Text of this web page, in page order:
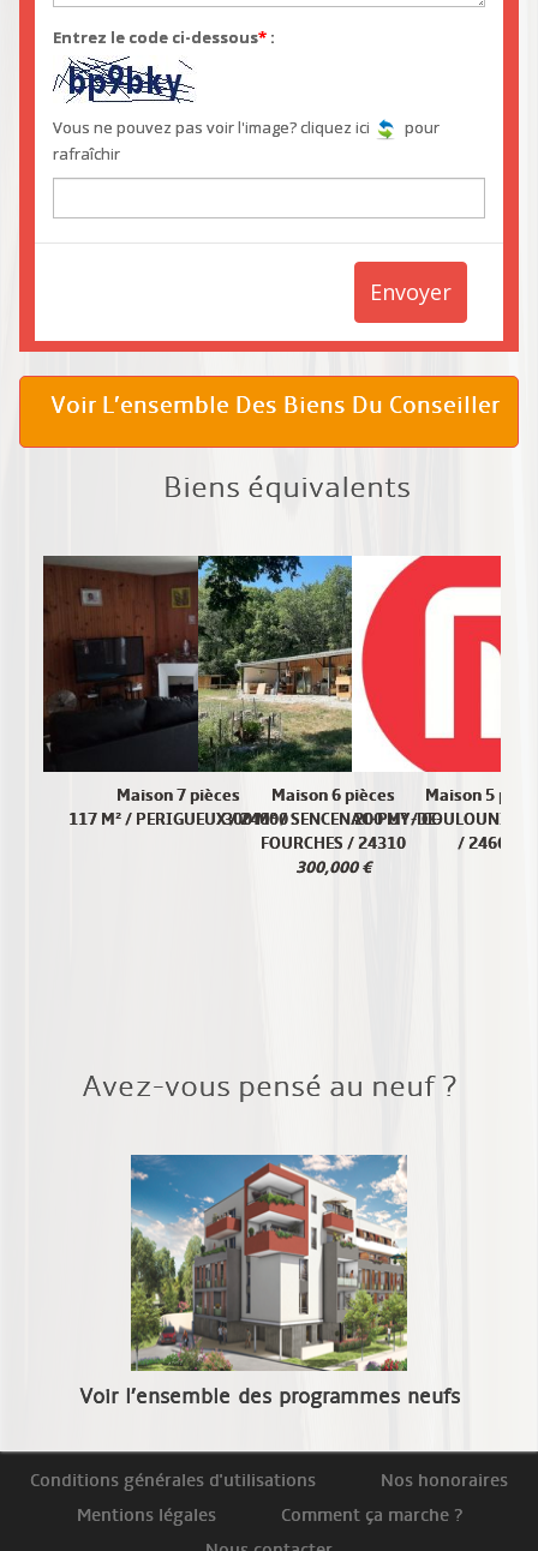
Entrez le code ci-dessous* :
Vous ne pouvez pas voir l'image? cliquez ici
pour
rafraîchir
Envoyer
Voir L’ensemble Des Biens Du Conseiller
Biens équivalents
Maison 7 pièces
117 M² / PERIGUEUX / 24000
Maison 6 pièces
300 M² / SENCENAC-PUY-DE-
FOURCHES / 24310
300,000 €
Maison 5
200 M² /
/ 24660
Avez-vous pensé au neuf ?
Voir l’ensemble des programmes neufs
Conditions générales d'utilisations
Nos honoraires
Mentions légales
Comment ça marche ?